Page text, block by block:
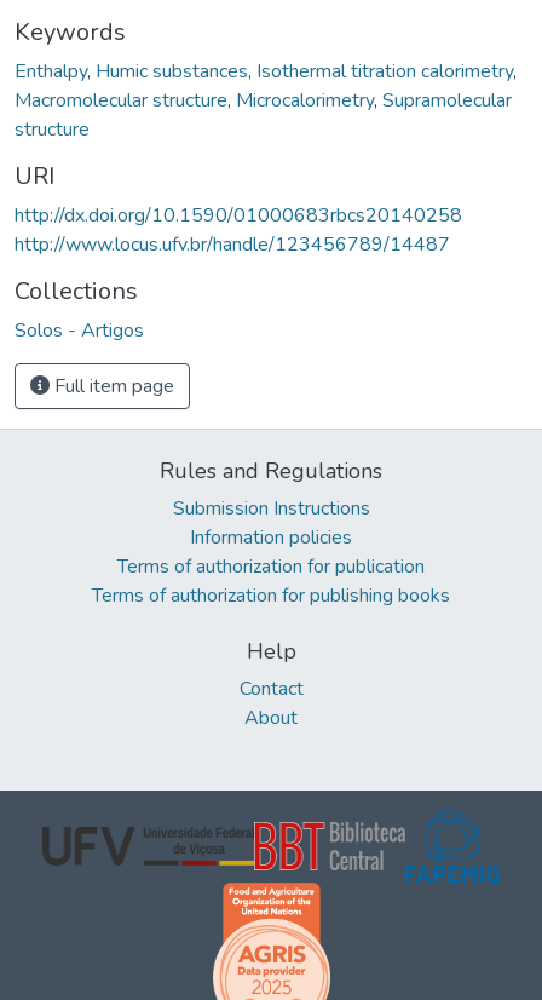
Keywords
Enthalpy, Humic substances, Isothermal titration calorimetry,
Macromolecular structure, Microcalorimetry, Supramolecular
structure
URI
http://dx.doi.org/10.1590/01000683rbcs20140258
http://www.locus.ufv.br/handle/123456789/14487
Collections
Solos - Artigos
Full item page
Rules and Regulations
Submission Instructions
Information policies
Terms of authorization for publication
Terms of authorization for publishing books
Help
Contact
About